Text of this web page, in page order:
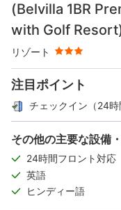
(Belvilla 1BR
with Golf
リゾート
注目ポイント
チェックイン（24時
その他の主要な設備
24時間フロント対応
英語
ヒンディー語